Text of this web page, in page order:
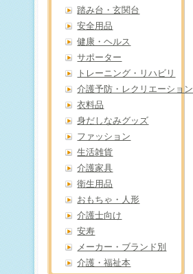
踏み台・玄関台
安全用品
健康・ヘルス
サポーター
トレーニング・リハビリ
介護予防・レクリエーション
衣料品
身だしなみグッズ
ファッション
生活雑貨
介護家具
衛生用品
おもちゃ・人形
介護士向け
安寿
メーカー・ブランド別
介護・福祉本